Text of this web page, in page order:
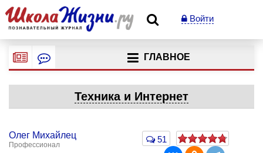
Войти
ГЛАВНОЕ
Техника и Интернет
Олег Михайлец
Профессионал
51